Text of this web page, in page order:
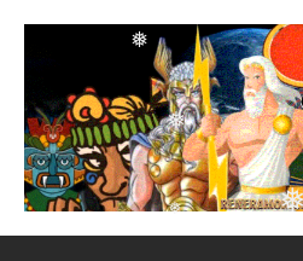
❅
❅
❅
❅
❅